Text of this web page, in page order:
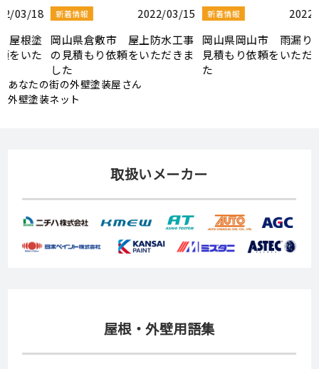
新着情報
2022/03/10
岡山県岡山市 雨漏り修理の
見積もり依頼をいただきまし
新着情報
2022/03/08
岡山県岡山市 屋根板金・シ
ーリング補修工事の見積もり
依頼をいただきました
あなたの街の外壁塗装屋さん
外壁塗装ネット
取扱いメーカー
屋根・外壁用語集